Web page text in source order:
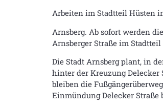
Arbeiten im Stadtteil Hüsten
Arnsberg. Ab sofort werden
Arnsberger Straße im
Die Stadt Arnsberg plant, in
hinter der Kreuzung Delecker
bleiben die
Einmündung Delecker